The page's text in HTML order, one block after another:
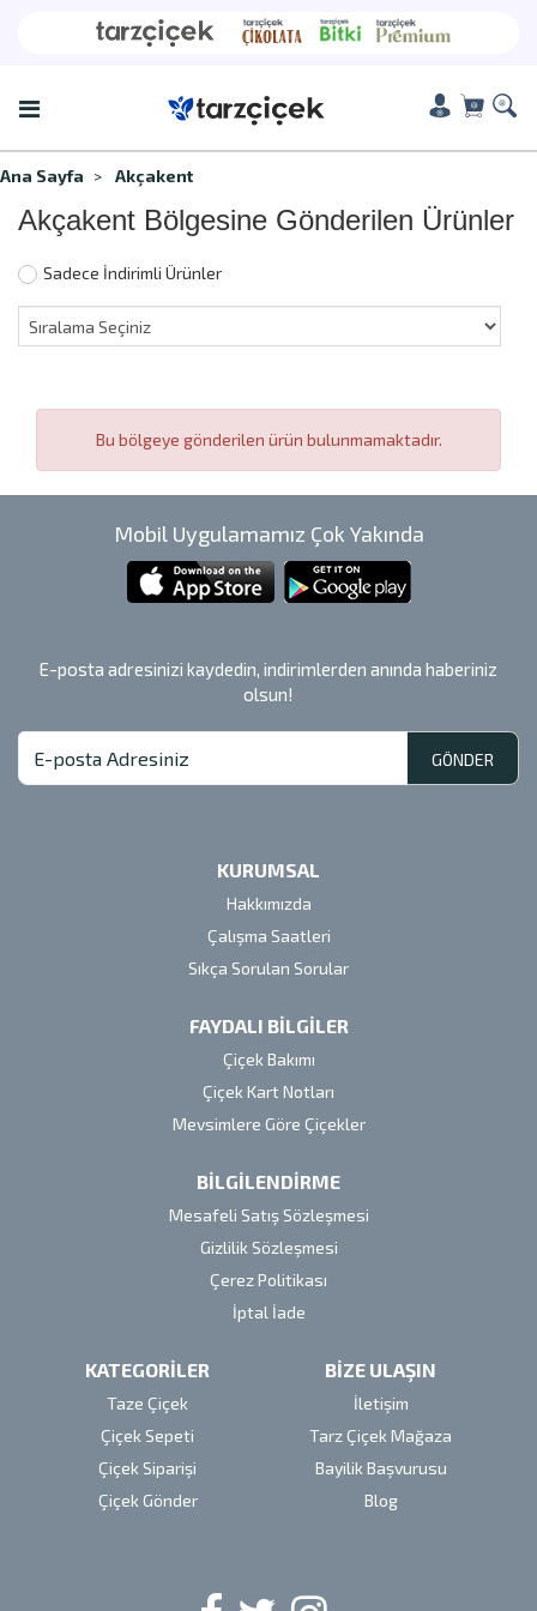
Ana Sayfa Akçakent
Akçakent Bölgesine Gönderilen Ürünler
Sadece İndirimli Ürünler
Bu bölgeye gönderilen ürün bulunmamaktadır.
Mobil Uygulamamız Çok Yakında
E-posta adresinizi kaydedin, indirimlerden anında haberiniz
olsun!
GÖNDER
KURUMSAL
Hakkımızda
Çalışma Saatleri
Sıkça Sorulan Sorular
FAYDALI BİLGİLER
Çiçek Bakımı
Çiçek Kart Notları
Mevsimlere Göre Çiçekler
BİLGİLENDİRME
Mesafeli Satış Sözleşmesi
Gizlilik Sözleşmesi
Çerez Politikası
İptal İade
KATEGORİLER
Taze Çiçek
Çiçek Sepeti
Çiçek Siparişi
Çiçek Gönder
BİZE ULAŞIN
İletişim
Tarz Çiçek Mağaza
Bayilik Başvurusu
Blog